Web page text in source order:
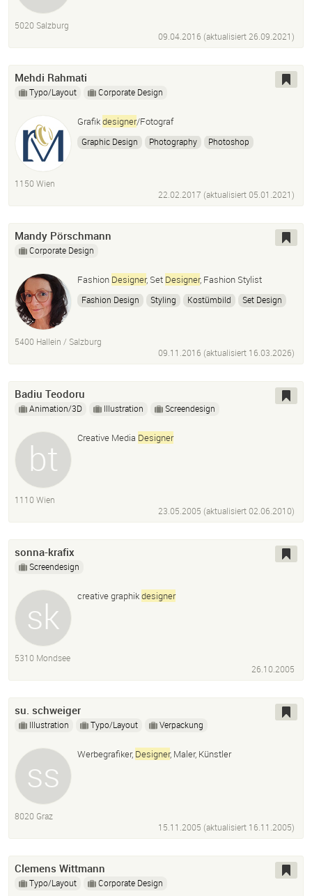
5020 Salzburg
09.04.2016 (aktualisiert26.09.2021)
Mehdi Rahmati
Typo/Layout Corporate Design
Grafikdesigner/Fotograf
Graphic Design Photography
Photoshop
1150 Wien
22.02.2017 (aktualisiert05.01.2021)
Mandy Pörschmann
Corporate Design
Fashion Designer, Set Designer, Fashion Stylist
Fashion Design Styling Kostümbild
Set Design
5400 Hallein / Salzburg
09.11.2016 (aktualisiert 16.03.2026)
Badiu Teodoru
Animation/3D Illustration Screendesign
Creative Media Designer
1110 Wien
23.05.2005 (aktualisiert02.06.2010)
sonna-krafix
Screendesign
creative graphikdesigner
5310 Mondsee
26.10.2005
su. schweiger
Illustration Typo/Layout Verpackung
Werbegrafiker, Designer, Maler, Künstler
8020 Graz
15.11.2005 (aktualisiert 16.11.2005)
Clemens Wittmann
Typo/Layout Corporate Design